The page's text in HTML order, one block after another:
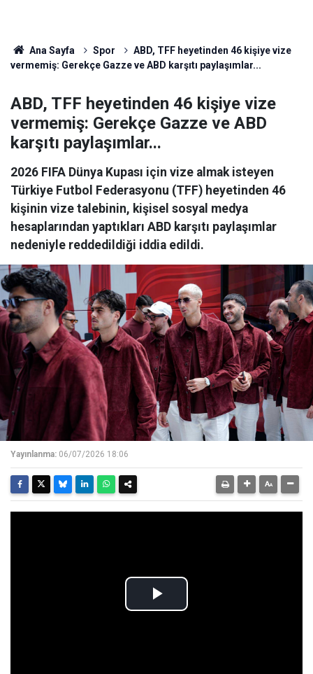
Ana Sayfa Spor
ABD, TFF heyetinden 46 kişiye vize
vermemiş: Gerekçe Gazze ve ABD karşıtı paylaşımlar...
ABD, TFF heyetinden 46 kişiye vize
vermemiş: Gerekçe Gazze ve ABD
karşıtı paylaşımlar...
2026 FIFA Dünya Kupası için vize almak isteyen
Türkiye Futbol Federasyonu (TFF) heyetinden 46
kişinin vize talebinin, kişisel sosyal medya
hesaplarından yaptıkları ABD karşıtı paylaşımlar
nedeniyle reddedildiği iddia edildi.
Yayınlanma: 06/07/2026 18:06